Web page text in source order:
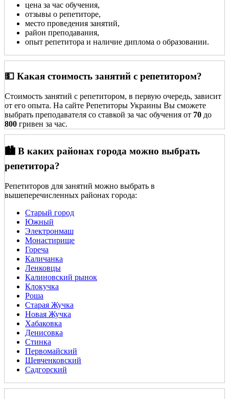
цена за час обучения,
отзывы о репетиторе,
место проведения занятий,
район преподавания,
опыт репетитора и наличие диплома о образовании.
💵 Какая стоимость занятий с репетитором?
Стоимость занятий с репетитором, в первую очередь, зависит
от его опыта. На сайте Репетиторы Украины Вы сможете
выбрать преподавателя со ставкой за час обучения от 70 до
800 гривен за час.
🏙️ В каких районах города можно выбрать
репетитора?
Репетиторов для занятий можно выбрать в
вышеперечисленных районах города:
Старый город
Южный
Электронмаш
Монастирище
Гореча
Каличанка
Ленковцы
Калиновский рынок
Клокучка
Роша
Старая Жучка
Новая Жучка
Хабаковка
Денисовка
Стинка
Первомайский
Шевченковский
Садгорский